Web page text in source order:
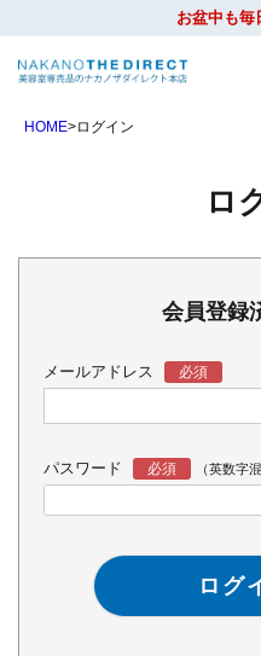
お盆中も毎
HOME ログイン
ロ
会員登録
メールアドレス
パスワード
ログ